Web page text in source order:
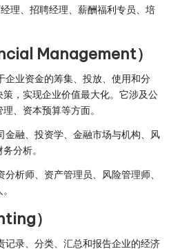
理、招聘经理、薪酬福利专员、培
Management）
企业资金的筹集、投放、使用和分
，实现企业价值最大化。它涉及公
、资本预算等方面。
金融、投资学、金融市场与机构、风
分析。
分析师、资产管理员、风险管理师、
）
记录、分类、汇总和报告企业的经济